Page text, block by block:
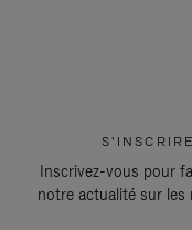
Inscrivez-vous pour
notre actualité sur les